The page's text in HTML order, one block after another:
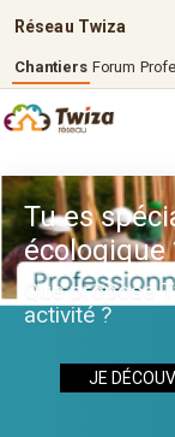
Réseau Twiza
Chantiers Forum
Tu es
écologique
Que propose
activité ?
JE